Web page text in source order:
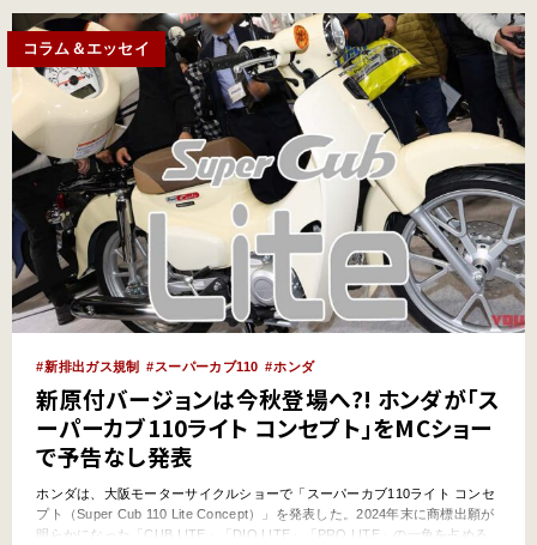
コラム＆エッセイ
新排出ガス規制 スーパーカブ110 ホンダ
新原付バージョンは今秋登場へ?! ホンダが「ス
ーパーカブ110ライト コンセプト」をMCショー
で予告なし発表
ホンダは、大阪モーターサイクルショーで「スーパーカブ110ライト コンセ
プト（Super Cub 110 Lite Concept）」を発表した。2024年末に商標出願が
明らかになった「CUB LITE」「DIO LITE」「PRO LITE」の一角を占める